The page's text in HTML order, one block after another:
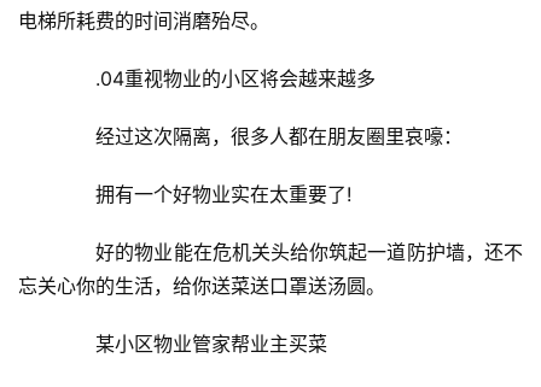
A
电梯所耗费的时间消磨殆尽。
.04重视物业的小区将会越来越多
经过这次隔离，很多人都在朋友圈里哀嚎：
拥有一个好物业实在太重要了!
好的物业能在危机关头给你筑起一道防护墙，还不
忘关心你的生活，给你送菜送口罩送汤圆。
某小区物业管家帮业主买菜